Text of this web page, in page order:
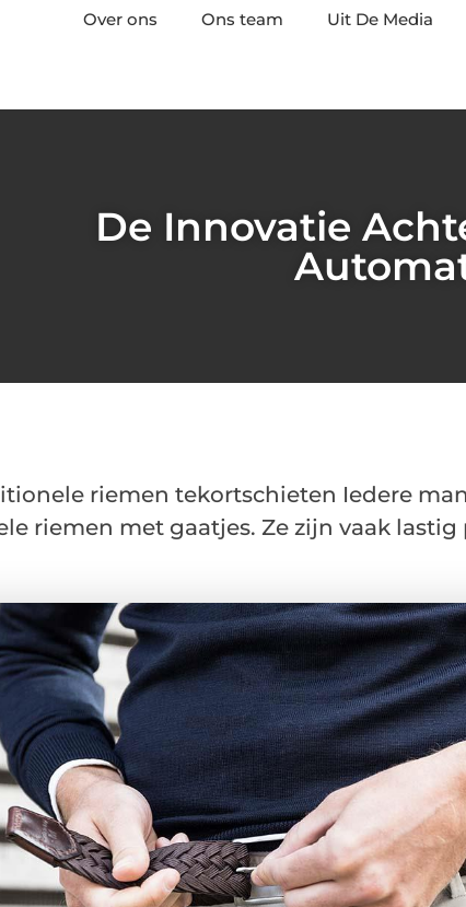
Over ons Ons team Uit De Media
De Innovatie
riemen tekortschieten Iedere
riemen met gaatjes. Ze zijn vaak lastig